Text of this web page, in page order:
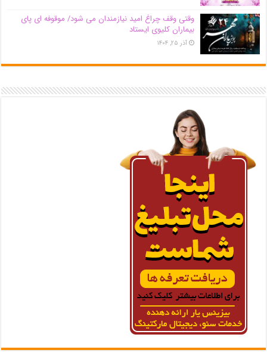
وقتی وقف چراغ امید نیازمندان می شود/ موقوفه ای پای
بیماران کلیوی ایستاد
آذر ۲۵, ۱۴۰۴